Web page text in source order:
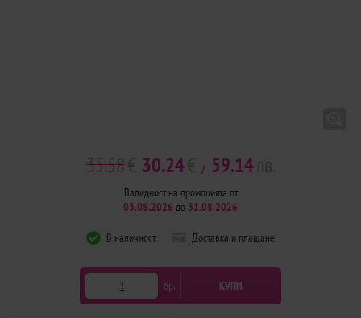
35.58 30.24 / 59.14
Валидност на промоцията от
03.08.2026 до 31.08.2026
В наличност Доставка и плащане
бр. КУПИ